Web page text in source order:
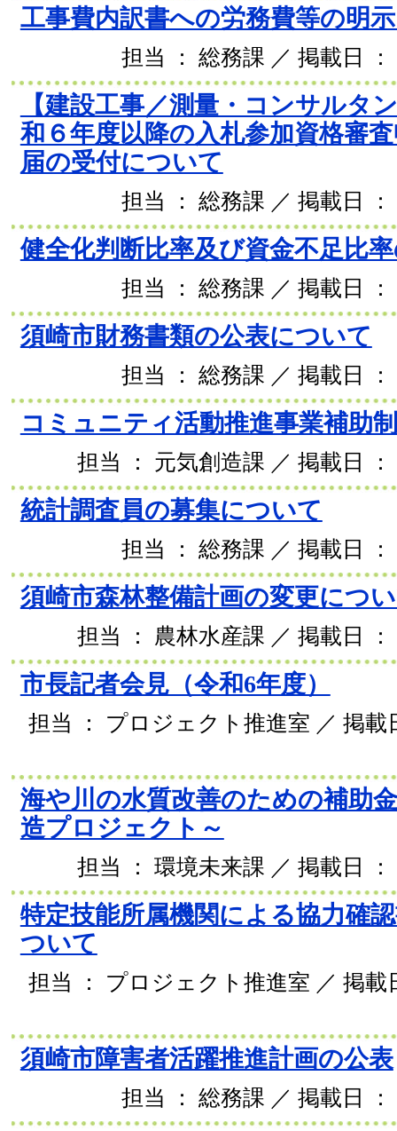
工事費内訳書への労務費等の明
担当 ： 総務課 ／ 掲載日
【建設工事／測量・コンサルタ
和６年度以降の入札参加資格審
届の受付について
担当 ： 総務課 ／ 掲載日
健全化判断比率及び資金不足比
担当 ： 総務課 ／ 掲載日
須崎市財務書類の公表について
担当 ： 総務課 ／ 掲載日
コミュニティ活動推進事業補助
担当 ： 元気創造課 ／ 掲載日 ：
統計調査員の募集について
担当 ： 総務課 ／ 掲載日
須崎市森林整備計画の変更につ
担当 ： 農林水産課 ／ 掲載日 ：
市長記者会見（令和6年度）
担当 ： プロジェクト推進室 ／ 掲載
海や川の水質改善のための補助
造プロジェクト～
担当 ： 環境未来課 ／ 掲載日 ：
特定技能所属機関による協力確
ついて
担当 ： プロジェクト推進室 ／ 掲載
須崎市障害者活躍推進計画の公表
担当 ： 総務課 ／ 掲載日